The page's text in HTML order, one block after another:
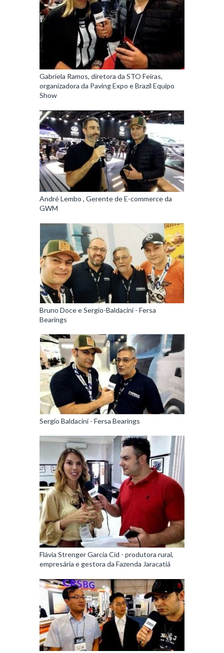
Gabriela Ramos, diretora da STO Feiras,
organizadora da Paving Expo e Brazil Equipo
Show
André Lembo , Gerente de E-commerce da
GWM
Bruno Doce e Sergio-Baldacini - Fersa
Bearings
Sergio Baldacini - Fersa Bearings
Flávia Strenger Garcia Cid - produtora rural,
empresária e gestora da Fazenda Jaracatiá